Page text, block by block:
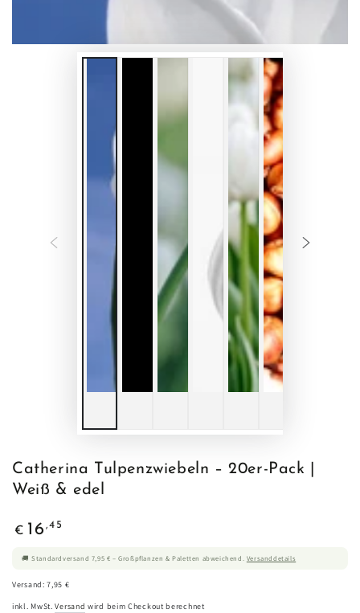
Catherina Tulpenzwiebeln – 20er-Pack |
Weiß & edel
Regulärer
€ 16 ,45
🚚 Standardversand 7,95 € – Großpflanzen & Paletten abweichend. Versanddetails
Versand: 7,95 €
inkl. MwSt.Versand wird beim Checkout berechnet